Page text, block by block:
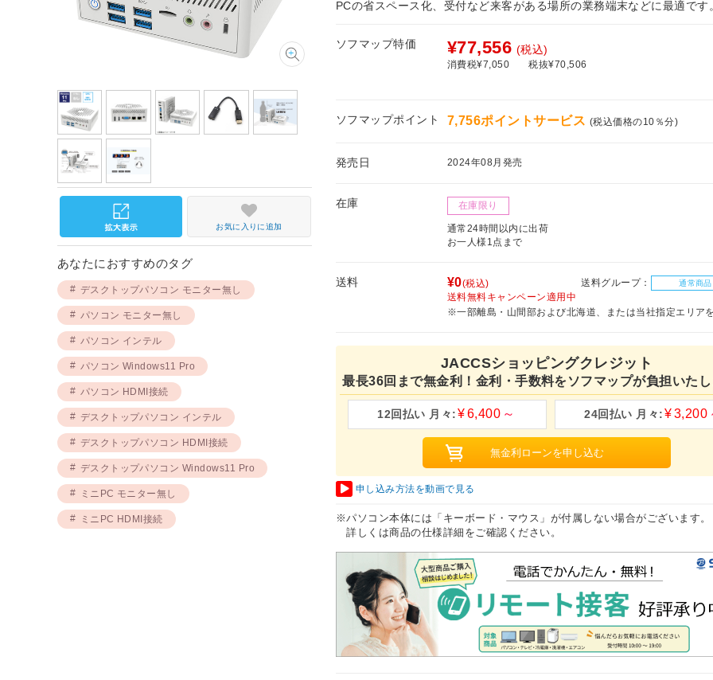
PCの省スペース化、受付など来客がある場所の業務端末などに最適です
ソフマップ特価 ¥77,556 (税込)
消費税¥7,050 税抜¥70,506
ソフマップポイント 7,756ポイントサービス (税込価格の10％分)
発売日 2024年08月発売
在庫 在庫限り
通常24時間以内に出荷
お一人様1点まで
送料 ¥0(税込) 送料グループ： 通常商品
送料無料キャンペーン適用中
※一部離島・山間部および北海道、または当社指定エリア
JACCSショッピングクレジット
最長36回まで無金利！金利・手数料をソフマップが負担いたし
6,400 3,200
申し込み方法を動画で見る
※パソコン本体には「キーボード・マウス」が付属しない場合がございます。
詳しくは商品の仕様詳細をご確認ください。
お気に入りに追加
あなたにおすすめのタグ
デスクトップパソコン モニター無し
パソコン モニター無し
パソコン インテル
パソコン Windows11 Pro
パソコン HDMI接続
デスクトップパソコン インテル
デスクトップパソコン HDMI接続
デスクトップパソコン Windows11 Pro
ミニPC モニター無し
ミニPC HDMI接続